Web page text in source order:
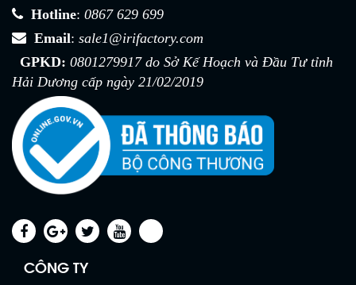
Hotline: 0867 629 699
Email: sale1@irifactory.com
GPKD: 0801279917 do Sở Kế Hoạch và Đầu Tư tỉnh
Hải Dương cấp ngày 21/02/2019
CÔNG TY